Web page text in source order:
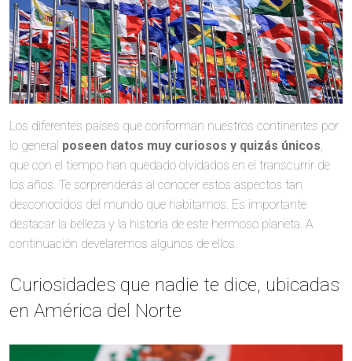
Los diferentes países que conforman nuestros continentes por
lo general poseen datos muy curiosos y quizás únicos,
que con el tiempo han quedado olvidados en el transcurrir de
los años. Te sorprenderás al conocer estos aspectos tan
desconocidos del mundo que habitamos. Es importante
destacar la belleza y la historia de este hermoso planeta. A
continuación develaremos algunos de ellos.
Curiosidades que nadie te dice, ubicadas
en América del Norte